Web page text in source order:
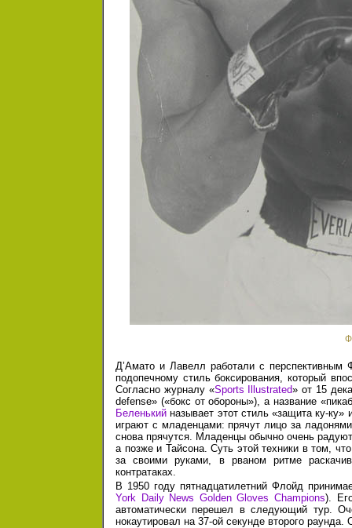
Д’Амато и Лавелл работали с перспективным
подопечному стиль боксирования, который
Согласно журналу «Sports Illustrated»от 15
defense» («бокс от обороны»), а название
Беленький называет этот стиль «защита ку-ку»
играют с младенцами: прячут лицо за
снова прячутся. Младенцы обычно очень
а позже и Тайсона. Суть этой техники в том,
за своими руками, в рваном ритме
контратаках.
В 1950 году пятнадцатилетний Флойд
York Daily News Golden Gloves Champions).
автоматически перешел в следующий тур.
нокаутировал на 37-ой секунде второго